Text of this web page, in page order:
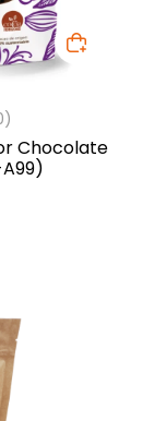
Chocolate
A99)